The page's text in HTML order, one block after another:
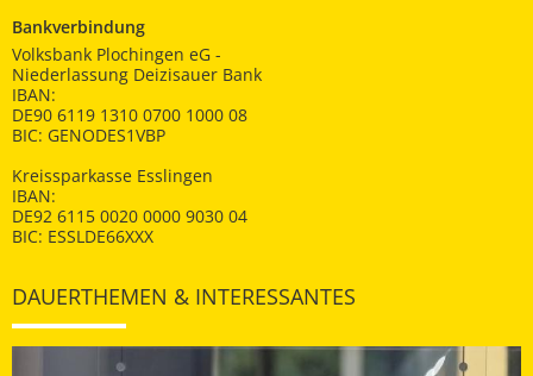
Bankverbindung
Volksbank Plochingen eG -
Niederlassung Deizisauer Bank
IBAN:
DE90 6119 1310 0700 1000 08
BIC: GENODES1VBP
Kreissparkasse Esslingen
IBAN:
DE92 6115 0020 0000 9030 04
BIC: ESSLDE66XXX
DAUERTHEMEN & INTERESSANTES